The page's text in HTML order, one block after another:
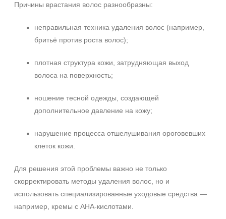
Причины врастания волос разнообразны:
неправильная техника удаления волос (например,
бритьё против роста волос);
плотная структура кожи, затрудняющая выход
волоса на поверхность;
ношение тесной одежды, создающей
дополнительное давление на кожу;
нарушение процесса отшелушивания ороговевших
клеток кожи.
Для решения этой проблемы важно не только
скорректировать методы удаления волос, но и
использовать специализированные уходовые средства —
например, кремы с AHA‑кислотами.